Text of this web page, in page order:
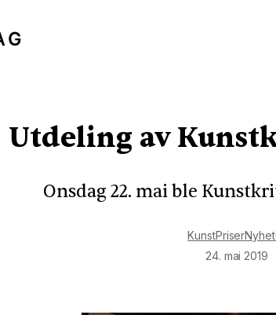
Utdeling av
Onsdag 22. mai ble
KunstPriser
24. mai 2019